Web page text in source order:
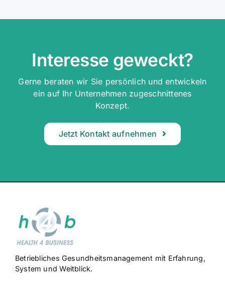
Interesse geweckt?
Gerne beraten wir Sie persönlich und entwickeln
ein auf Ihr Unternehmen zugeschnittenes
Konzept.
Jetzt Kontakt aufnehmen
Betriebliches Gesundheitsmanagement mit Erfahrung,
System und Weitblick.